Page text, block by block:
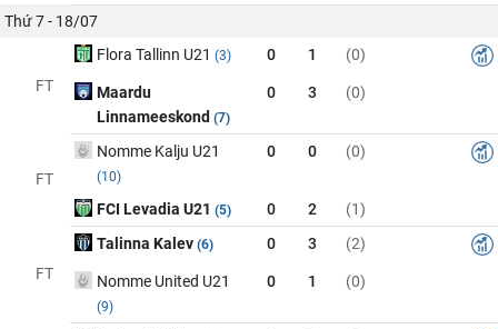
Thứ 7 - 18/07
FT
Flora Tallinn U21 (3) 0 1 (0)
Maardu
Linnameeskond (7)
0 3 (0)
FT
Nomme Kalju U21
(10)
0 0 (0)
FCI Levadia U21 (5) 0 2 (1)
FT
Talinna Kalev (6) 0 3 (2)
Nomme United U21
(9)
0 1 (0)